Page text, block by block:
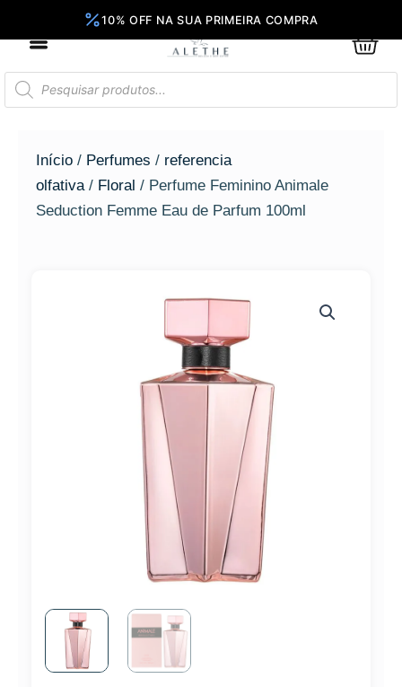
conteúdo
Pesquisar
produtos
Início / Perfumes / referencia
olfativa / Floral / Perfume Feminino Animale
Seduction Femme Eau de Parfum 100ml